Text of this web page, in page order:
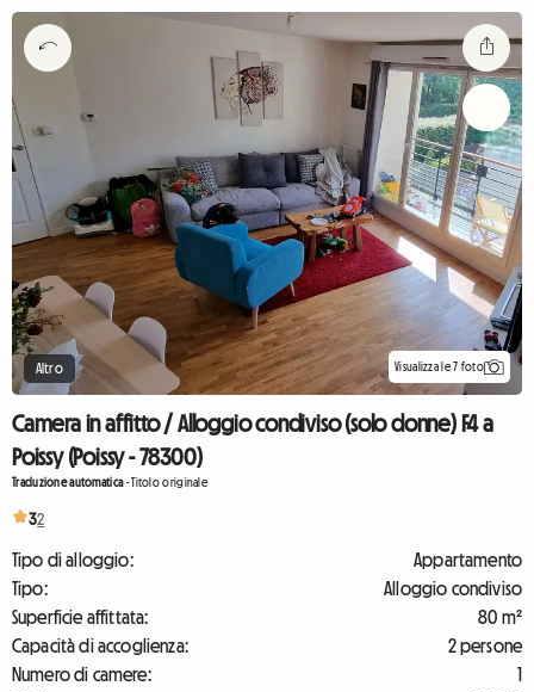
Altro Visualizza le 7 foto
Camera in affitto / Alloggio condiviso (solo donne) F4 a
Poissy (Poissy - 78300)
Traduzione automatica-Titolo originale
32
Tipo di alloggio:
Appartamento
Tipo:
Alloggio condiviso
Superficie affittata:
80 m²
Capacità di accoglienza:
2 persone
Numero di camere:
1